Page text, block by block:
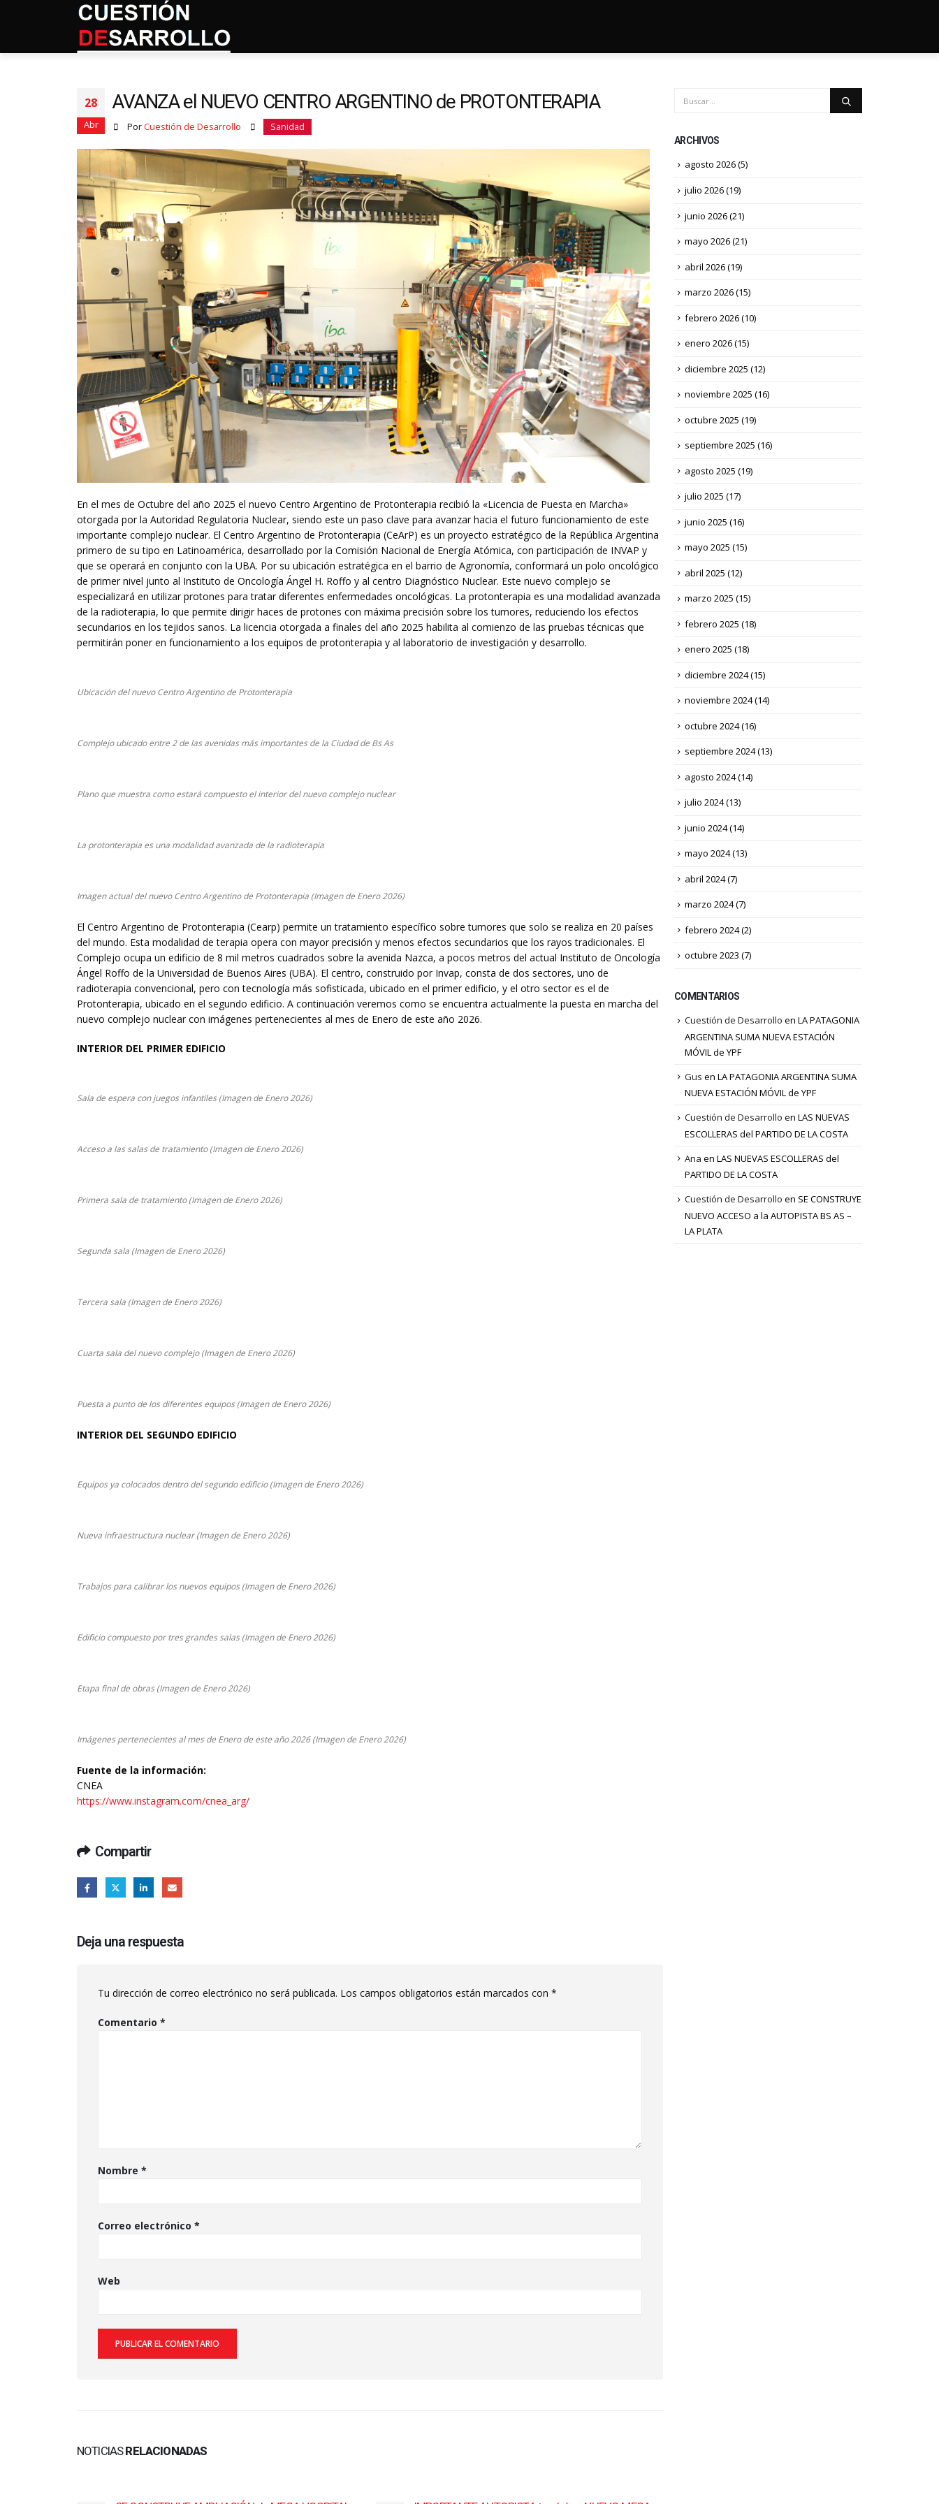
28
Abr
AVANZA el NUEVO CENTRO ARGENTINO de PROTONTERAPIA
Por Cuestión de Desarrollo Sanidad
En el mes de Octubre del año 2025 el nuevo Centro Argentino de Protonterapia recibió la «Licencia de Puesta en Marcha»
otorgada por la Autoridad Regulatoria Nuclear, siendo este un paso clave para avanzar hacia el futuro funcionamiento de este
importante complejo nuclear. El Centro Argentino de Protonterapia (CeArP) es un proyecto estratégico de la República Argentina
primero de su tipo en Latinoamérica, desarrollado por la Comisión Nacional de Energía Atómica, con participación de INVAP y
que se operará en conjunto con la UBA. Por su ubicación estratégica en el barrio de Agronomía, conformará un polo oncológico
de primer nivel junto al Instituto de Oncología Ángel H. Roffo y al centro Diagnóstico Nuclear. Este nuevo complejo se
especializará en utilizar protones para tratar diferentes enfermedades oncológicas. La protonterapia es una modalidad avanzada
de la radioterapia, lo que permite dirigir haces de protones con máxima precisión sobre los tumores, reduciendo los efectos
secundarios en los tejidos sanos. La licencia otorgada a finales del año 2025 habilita al comienzo de las pruebas técnicas que
permitirán poner en funcionamiento a los equipos de protonterapia y al laboratorio de investigación y desarrollo.
Ubicación del nuevo Centro Argentino de Protonterapia
Complejo ubicado entre 2 de las avenidas más importantes de la Ciudad de Bs As
Plano que muestra como estará compuesto el interior del nuevo complejo nuclear
La protonterapia es una modalidad avanzada de la radioterapia
Imagen actual del nuevo Centro Argentino de Protonterapia (Imagen de Enero 2026)
El Centro Argentino de Protonterapia (Cearp) permite un tratamiento específico sobre tumores que solo se realiza en 20 países
del mundo. Esta modalidad de terapia opera con mayor precisión y menos efectos secundarios que los rayos tradicionales. El
Complejo ocupa un edificio de 8 mil metros cuadrados sobre la avenida Nazca, a pocos metros del actual Instituto de Oncología
Ángel Roffo de la Universidad de Buenos Aires (UBA). El centro, construido por Invap, consta de dos sectores, uno de
radioterapia convencional, pero con tecnología más sofisticada, ubicado en el primer edificio, y el otro sector es el de
Protonterapia, ubicado en el segundo edificio. A continuación veremos como se encuentra actualmente la puesta en marcha del
nuevo complejo nuclear con imágenes pertenecientes al mes de Enero de este año 2026.
INTERIOR DEL PRIMER EDIFICIO
Sala de espera con juegos infantiles (Imagen de Enero 2026)
Acceso a las salas de tratamiento (Imagen de Enero 2026)
Primera sala de tratamiento (Imagen de Enero 2026)
Segunda sala (Imagen de Enero 2026)
Tercera sala (Imagen de Enero 2026)
Cuarta sala del nuevo complejo (Imagen de Enero 2026)
Puesta a punto de los diferentes equipos (Imagen de Enero 2026)
INTERIOR DEL SEGUNDO EDIFICIO
Equipos ya colocados dentro del segundo edificio (Imagen de Enero 2026)
Nueva infraestructura nuclear (Imagen de Enero 2026)
Trabajos para calibrar los nuevos equipos (Imagen de Enero 2026)
Edificio compuesto por tres grandes salas (Imagen de Enero 2026)
Etapa final de obras (Imagen de Enero 2026)
Imágenes pertenecientes al mes de Enero de este año 2026 (Imagen de Enero 2026)
Fuente de la información:
CNEA
https://www.instagram.com/cnea_arg/
Compartir
Deja una respuesta
Tu dirección de correo electrónico no será publicada. Los campos obligatorios están marcados con *
Comentario *
Nombre *
Correo electrónico *
Web
NOTICIASRELACIONADAS
ARCHIVOS
agosto 2026(5)
julio 2026(19)
junio 2026(21)
mayo 2026(21)
abril 2026(19)
marzo 2026(15)
febrero 2026(10)
enero 2026(15)
diciembre 2025 (12)
noviembre 2025 (16)
octubre 2025 (19)
septiembre 2025 (16)
agosto 2025 (19)
julio 2025 (17)
junio 2025 (16)
mayo 2025 (15)
abril 2025 (12)
marzo 2025 (15)
febrero 2025 (18)
enero 2025 (18)
diciembre 2024(15)
noviembre 2024(14)
octubre 2024(16)
septiembre 2024(13)
agosto 2024(14)
julio 2024(13)
junio 2024(14)
mayo 2024(13)
abril 2024(7)
marzo 2024(7)
febrero 2024(2)
octubre 2023 (7)
COMENTARIOS
Cuestión de Desarrollo en LA PATAGONIA
ARGENTINA SUMA NUEVA ESTACIÓN
MÓVIL de YPF
Gus en LA PATAGONIA ARGENTINA SUMA
NUEVA ESTACIÓN MÓVIL de YPF
Cuestión de Desarrollo en LAS NUEVAS
ESCOLLERAS del PARTIDO DE LA COSTA
Ana en LAS NUEVAS ESCOLLERAS del
PARTIDO DE LA COSTA
Cuestión de Desarrollo en SE CONSTRUYE
NUEVO ACCESO a la AUTOPISTA BS AS –
LA PLATA